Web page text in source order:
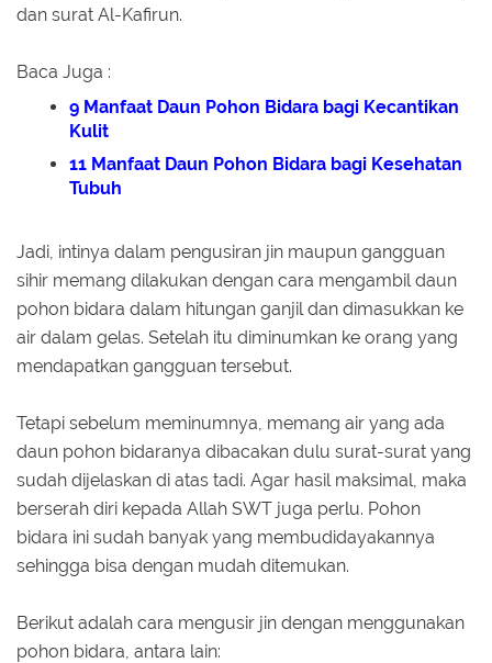
dan surat Al-Kafirun.
Baca Juga :
9 Manfaat Daun Pohon Bidara bagi Kecantikan
Kulit
11 Manfaat Daun Pohon Bidara bagi Kesehatan
Tubuh
Jadi, intinya dalam pengusiran jin maupun gangguan
sihir memang dilakukan dengan cara mengambil daun
pohon bidara dalam hitungan ganjil dan dimasukkan ke
air dalam gelas. Setelah itu diminumkan ke orang yang
mendapatkan gangguan tersebut.
Tetapi sebelum meminumnya, memang air yang ada
daun pohon bidaranya dibacakan dulu surat-surat yang
sudah dijelaskan di atas tadi. Agar hasil maksimal, maka
berserah diri kepada Allah SWT juga perlu. Pohon
bidara ini sudah banyak yang membudidayakannya
sehingga bisa dengan mudah ditemukan.
Berikut adalah cara mengusir jin dengan menggunakan
pohon bidara, antara lain: